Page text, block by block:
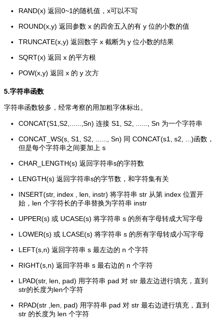
RAND(x) 返回0~1的随机值，x可以不写
ROUND(x,y) 返回参数 x 的四舍五入的有 y 位的小数的值
TRUNCATE(x,y) 返回数字 x 截断为 y 位小数的结果
SQRT(x) 返回 x 的平方根
POW(x,y) 返回 x 的 y 次方
5.字符串函数
字符串函数较多，经常考察的用加粗字体标出。
CONCAT(S1,S2,......,Sn) 连接 S1, S2, ......, Sn 为一个字符串
CONCAT_WS(s, S1, S2, ......, Sn) 同 CONCAT(s1, s2, ...)函数，
但是每个字符串之间要加上 s
CHAR_LENGTH(s) 返回字符串s的字符数
LENGTH(s) 返回字符串s的字节数，和字符集有关
INSERT(str, index , len, instr) 将字符串 str 从第 index 位置开
始，len 个字符长的子串替换为字符串 instr
UPPER(s) 或 UCASE(s) 将字符串 s 的所有字母转成大写字母
LOWER(s) 或 LCASE(s) 将字符串 s 的所有字母转成小写字母
LEFT(s,n) 返回字符串 s 最左边的 n 个字符
RIGHT(s,n) 返回字符串 s 最右边的 n 个字符
LPAD(str, len, pad) 用字符串 pad 对 str 最左边进行填充，直到
str的长度为len个字符
RPAD(str ,len, pad) 用字符串 pad 对 str 最右边进行填充，直到
str 的长度为 len 个字符